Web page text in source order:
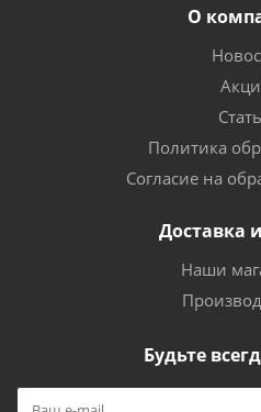
О
Политика
Согласие на
Доставка
Наши
Будьте